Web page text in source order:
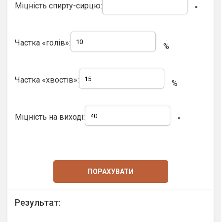
Міцність спирту-сирцю: °
Частка «голів»: %
Частка «хвостів»: %
Міцність на виході: °
ПОРАХУВАТИ
Результат: